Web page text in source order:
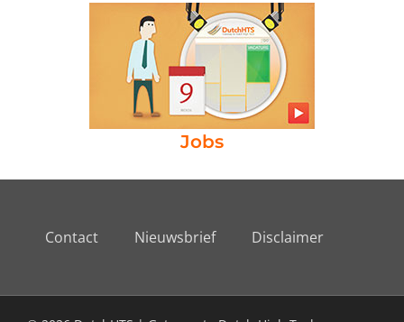
Jobs
Contact Nieuwsbrief Disclaimer